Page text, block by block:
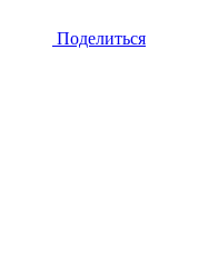
Поделиться